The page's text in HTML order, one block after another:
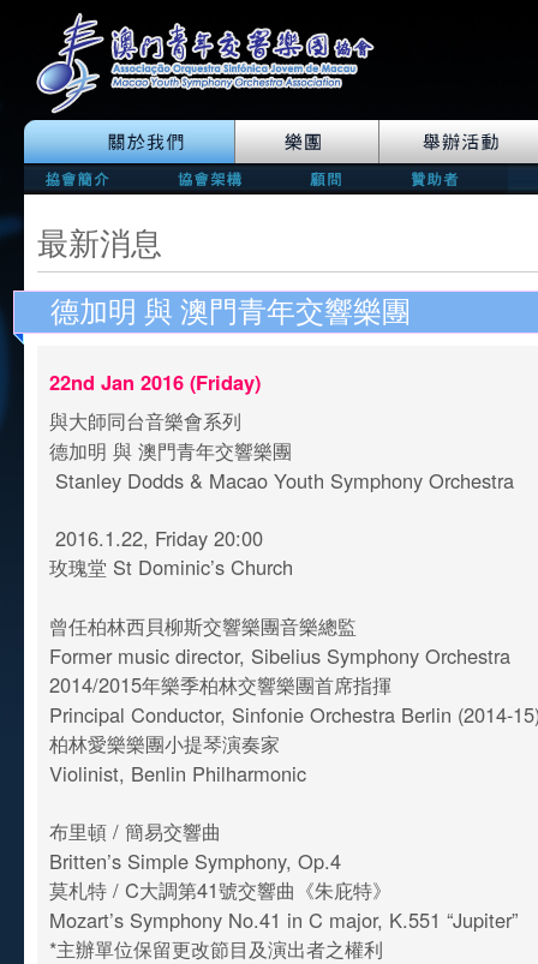
最新消息
德加明 與 澳門青年交響樂團
22nd Jan 2016 (Friday)
與大師同台音樂會系列
德加明 與 澳門青年交響樂團
Stanley Dodds & Macao Youth Symphony Orchestra
2016.1.22, Friday 20:00
玫瑰堂 St Dominic’s Church
曾任柏林西貝柳斯交響樂團音樂總監
Former music director, Sibelius Symphony Orchestra
2014/2015年樂季柏林交響樂團首席指揮
Principal Conductor, Sinfonie Orchestra Berlin (2014-
柏林愛樂樂團小提琴演奏家
Violinist, Benlin Philharmonic
布里頓 / 簡易交響曲
Britten’s Simple Symphony, Op.4
莫札特 / C大調第41號交響曲《朱庇特》
Mozart’s Symphony No.41 in C major, K.551 “Jupiter”
*主辦單位保留更改節目及演出者之權利